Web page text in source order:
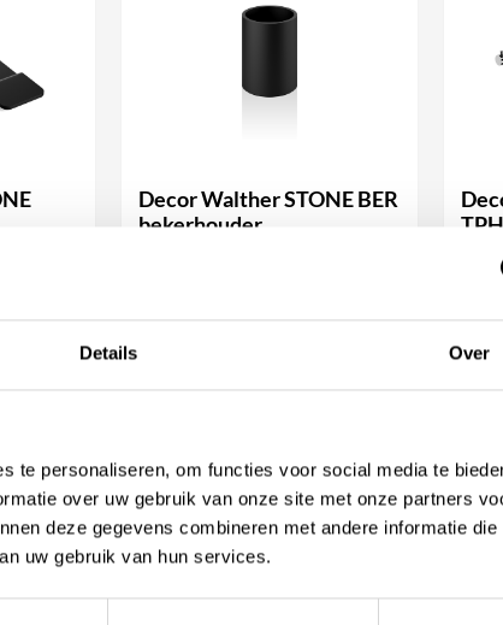
Details Over
te personaliseren, om functies voor social media te
over uw gebruik van onze site met onze partners
deze gegevens combineren met andere informatie die
uw gebruik van hun services.
aandacht
wat
helpen!
vinden
is
Decor Walther STONE BER
bekerhouder
Beschikbaar in